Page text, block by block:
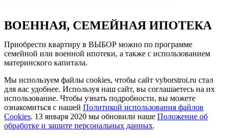
ВОЕННАЯ, СЕМЕЙНАЯ ИПОТЕКА
Приобрести квартиру в ВЫБОР можно по программе
семейной или военной ипотеки, а также с использованием
материнского капитала.
Мы используем файлы cookies, чтобы сайт vyborstroi.ru стал
для вас удобнее. Используя наш сайт, вы соглашаетесь на их
использование. Чтобы узнать подробности, вы можете
ознакомиться с нашей Политикой использования файлов
Cookies. 13 января 2020 мы обновили наше Положение об
обработке и защите персональных данных.